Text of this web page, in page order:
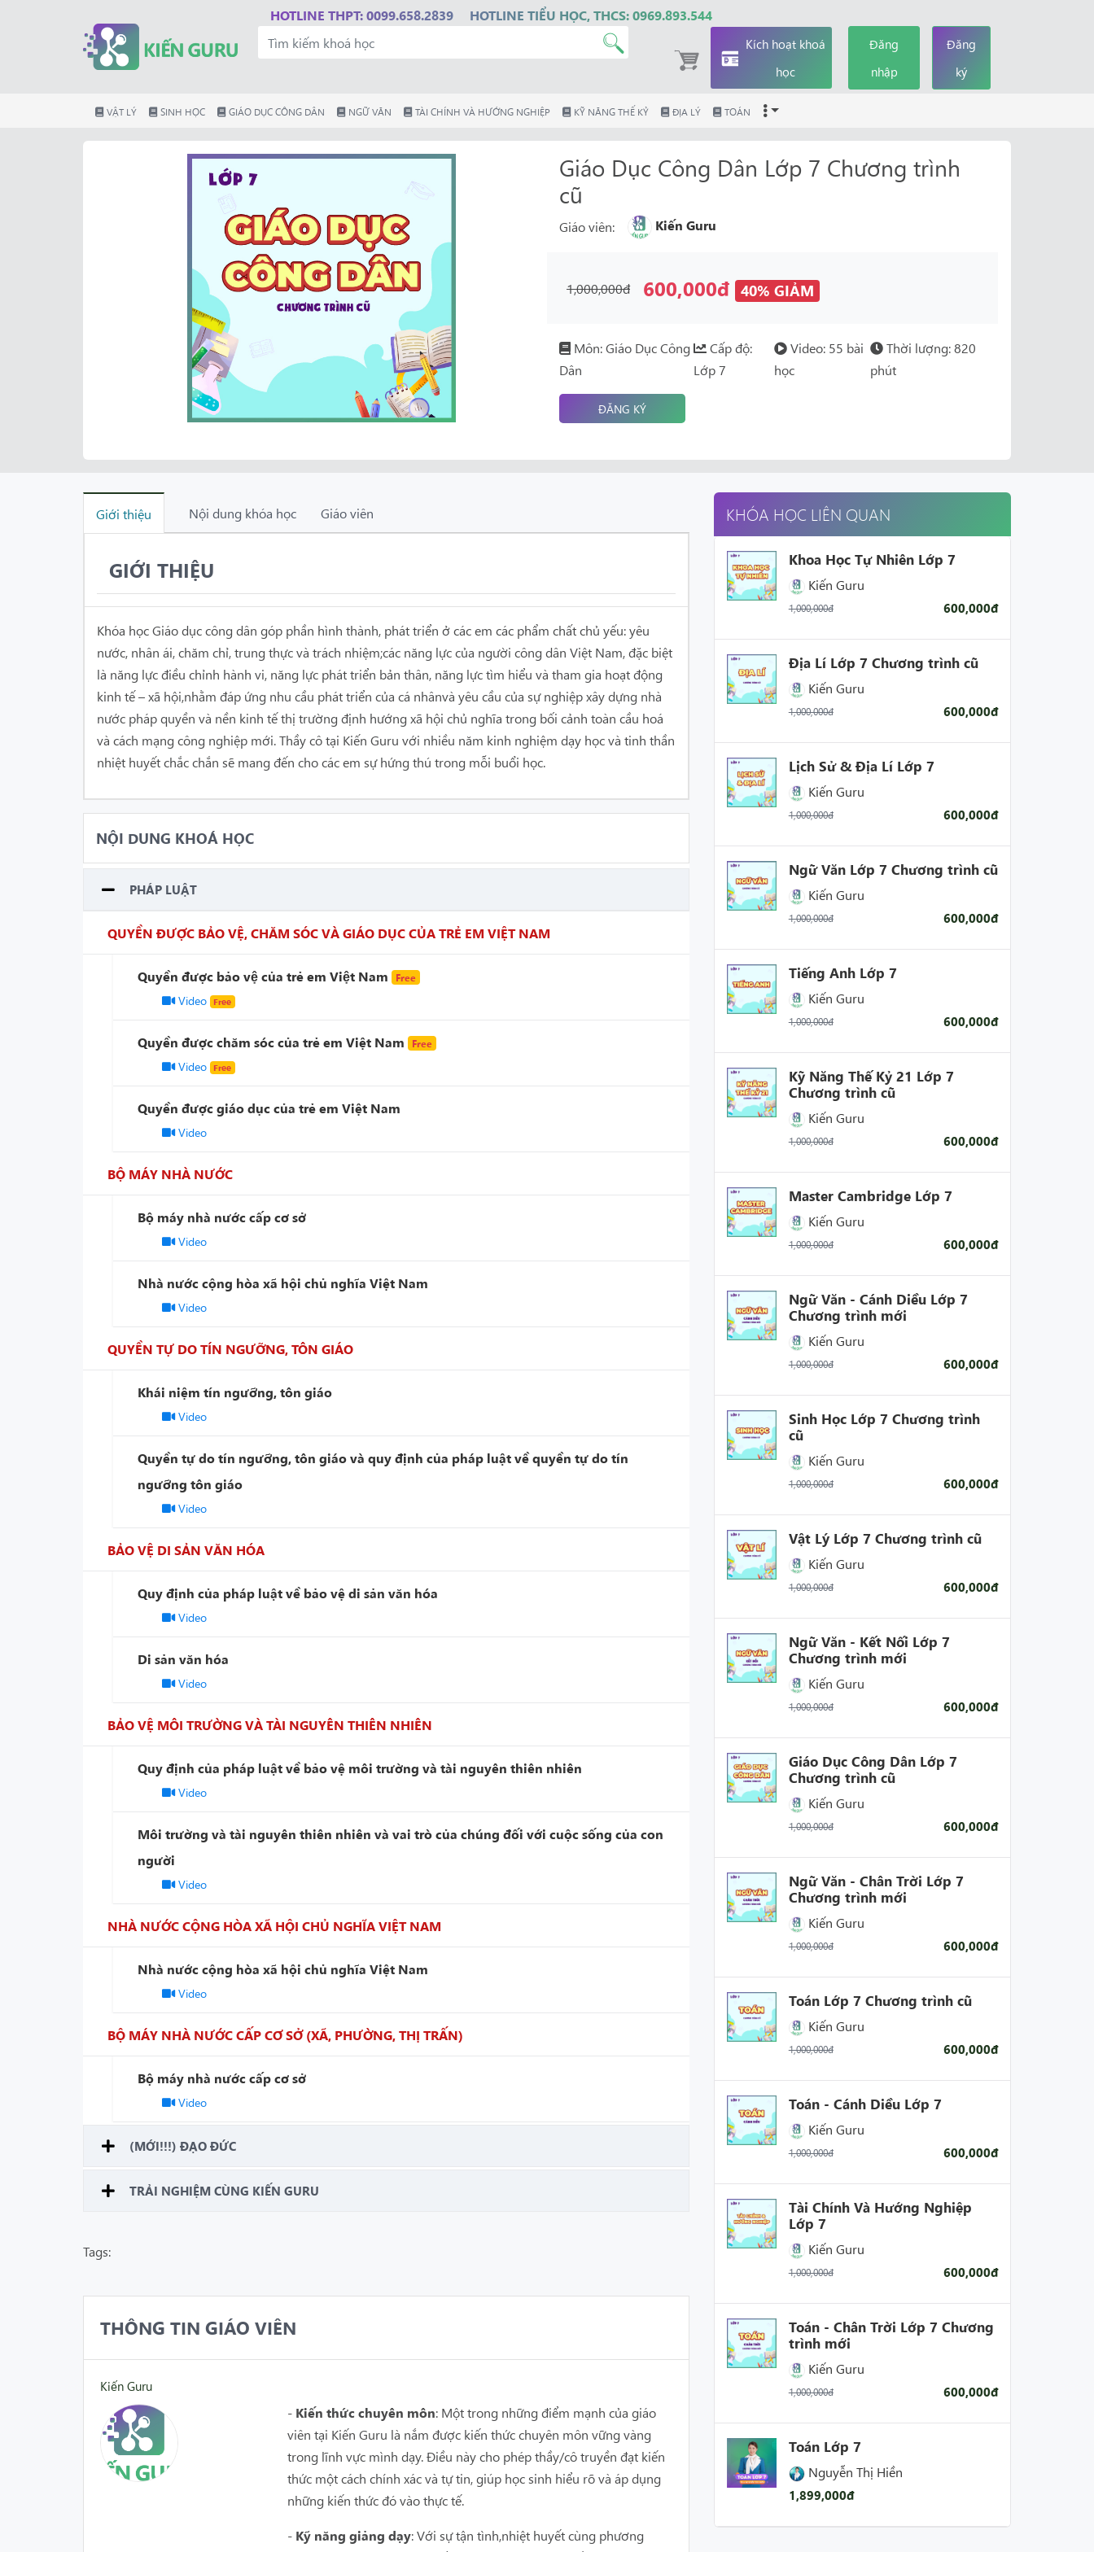
HOTLINE THPT: 0099.658.2839 HOTLINE TIỂU HỌC, THCS: 0969.893.544
Kích hoạt khoá
học
Đăng
nhập
Đăng
ký
VẬT LÝ SINH HỌC GIÁO DỤC CÔNG DÂN NGỮ VĂN TÀI CHÍNH VÀ HƯỚNG NGHIỆP KỸ NĂNG THẾ KỶ ĐỊA LÝ TOÁN
Giáo Dục Công Dân Lớp 7 Chương trình
cũ
Giáo viên: Kiến Guru
1,000,000đ 600,000đ 40% GIẢM
Môn: Giáo Dục Công
Dân
Cấp độ:
Lớp 7
Video: 55 bài
học
Thời lượng: 820
phút
ĐĂNG KÝ
Giới thiệu Nội dung khóa học Giáo viên
GIỚI THIỆU
Khóa học Giáo dục công dân góp phần hình thành, phát triển ở các em các phẩm chất chủ yếu: yêu
nước, nhân ái, chăm chỉ, trung thực và trách nhiệm;các năng lực của người công dân Việt Nam, đặc biệt
là năng lực điều chỉnh hành vi, năng lực phát triển bản thân, năng lực tìm hiểu và tham gia hoạt động
kinh tế – xã hội,nhằm đáp ứng nhu cầu phát triển của cá nhânvà yêu cầu của sự nghiệp xây dựng nhà
nước pháp quyền và nền kinh tế thị trường định hướng xã hội chủ nghĩa trong bối cảnh toàn cầu hoá
và cách mạng công nghiệp mới. Thầy cô tại Kiến Guru với nhiều năm kinh nghiệm dạy học và tinh thần
nhiệt huyết chắc chắn sẽ mang đến cho các em sự hứng thú trong mỗi buổi học.
NỘI DUNG KHOÁ HỌC
PHÁP LUẬT
QUYỀN ĐƯỢC BẢO VỆ, CHĂM SÓC VÀ GIÁO DỤC CỦA TRẺ EM VIỆT NAM
Quyền được bảo vệ của trẻ em Việt Nam Free
Video Free
Quyền được chăm sóc của trẻ em Việt Nam Free
Video Free
Quyền được giáo dục của trẻ em Việt Nam
Video
BỘ MÁY NHÀ NƯỚC
Bộ máy nhà nước cấp cơ sở
Video
Nhà nước cộng hòa xã hội chủ nghĩa Việt Nam
Video
QUYỀN TỰ DO TÍN NGƯỠNG, TÔN GIÁO
Khái niệm tín ngưỡng, tôn giáo
Video
Quyền tự do tín ngưỡng, tôn giáo và quy định của pháp luật về quyền tự do tín
ngưỡng tôn giáo
Video
BẢO VỆ DI SẢN VĂN HÓA
Quy định của pháp luật về bảo vệ di sản văn hóa
Video
Di sản văn hóa
Video
BẢO VỆ MÔI TRƯỜNG VÀ TÀI NGUYÊN THIÊN NHIÊN
Quy định của pháp luật về bảo vệ môi trường và tài nguyên thiên nhiên
Video
Môi trường và tài nguyên thiên nhiên và vai trò của chúng đối với cuộc sống của con
người
Video
NHÀ NƯỚC CỘNG HÒA XÃ HỘI CHỦ NGHĨA VIỆT NAM
Nhà nước cộng hòa xã hội chủ nghĩa Việt Nam
Video
BỘ MÁY NHÀ NƯỚC CẤP CƠ SỞ (XÃ, PHƯỜNG, THỊ TRẤN)
Bộ máy nhà nước cấp cơ sở
Video
(MỚI!!!) ĐẠO ĐỨC
TRẢI NGHIỆM CÙNG KIẾN GURU
Tags:
THÔNG TIN GIÁO VIÊN
Kiến Guru
- Kiến thức chuyên môn: Một trong những điểm mạnh của giáo
viên tại Kiến Guru là nắm được kiến thức chuyên môn vững vàng
trong lĩnh vực mình dạy. Điều này cho phép thầy/cô truyền đạt kiến
thức một cách chính xác và tự tin, giúp học sinh hiểu rõ và áp dụng
những kiến thức đó vào thực tế.
- Kỹ năng giảng dạy: Với sự tận tình,nhiệt huyết cùng phương
KHÓA HỌC LIÊN QUAN
Khoa Học Tự Nhiên Lớp 7
Kiến Guru
1,000,000đ 600,000đ
Địa Lí Lớp 7 Chương trình cũ
Kiến Guru
1,000,000đ 600,000đ
Lịch Sử & Địa Lí Lớp 7
Kiến Guru
1,000,000đ 600,000đ
Ngữ Văn Lớp 7 Chương trình cũ
Kiến Guru
1,000,000đ 600,000đ
Tiếng Anh Lớp 7
Kiến Guru
1,000,000đ 600,000đ
Kỹ Năng Thế Kỷ 21 Lớp 7
Chương trình cũ
Kiến Guru
1,000,000đ 600,000đ
Master Cambridge Lớp 7
Kiến Guru
1,000,000đ 600,000đ
Ngữ Văn - Cánh Diều Lớp 7
Chương trình mới
Kiến Guru
1,000,000đ 600,000đ
Sinh Học Lớp 7 Chương trình
cũ
Kiến Guru
1,000,000đ 600,000đ
Vật Lý Lớp 7 Chương trình cũ
Kiến Guru
1,000,000đ 600,000đ
Ngữ Văn - Kết Nối Lớp 7
Chương trình mới
Kiến Guru
1,000,000đ 600,000đ
Giáo Dục Công Dân Lớp 7
Chương trình cũ
Kiến Guru
1,000,000đ 600,000đ
Ngữ Văn - Chân Trời Lớp 7
Chương trình mới
Kiến Guru
1,000,000đ 600,000đ
Toán Lớp 7 Chương trình cũ
Kiến Guru
1,000,000đ 600,000đ
Toán - Cánh Diều Lớp 7
Kiến Guru
1,000,000đ 600,000đ
Tài Chính Và Hướng Nghiệp
Lớp 7
Kiến Guru
1,000,000đ 600,000đ
Toán - Chân Trời Lớp 7 Chương
trình mới
Kiến Guru
1,000,000đ 600,000đ
Toán Lớp 7
Nguyễn Thị Hiền
1,899,000đ